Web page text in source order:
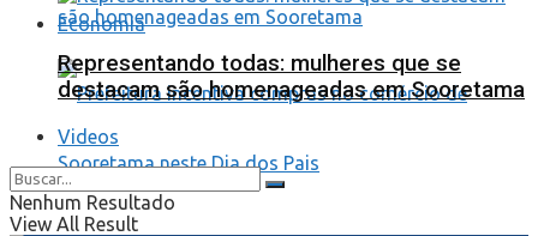
Economia
Representando todas: mulheres que se
destacam são homenageadas em Sooretama
Videos
Nenhum Resultado
View All Result